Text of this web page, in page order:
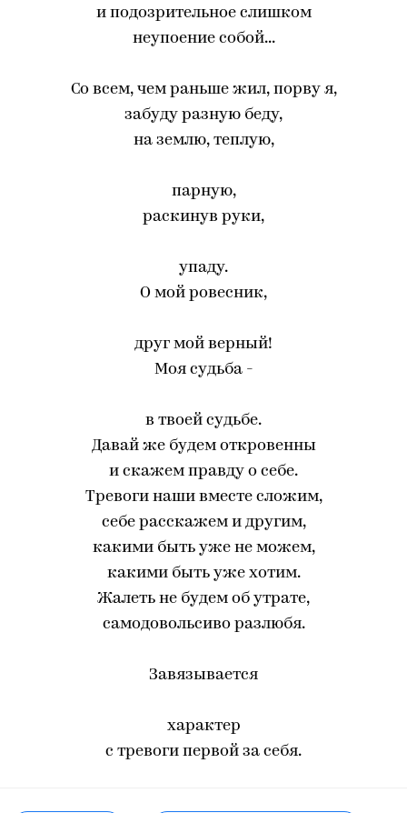
и подозрительное слишком
неупоение собой...
Со всем, чем раньше жил, порву я,
забуду разную беду,
на землю, теплую,
парную,
раскинув руки,
упаду.
О мой ровесник,
друг мой верный!
Моя судьба -
в твоей судьбе.
Давай же будем откровенны
и скажем правду о себе.
Тревоги наши вместе сложим,
себе расскажем и другим,
какими быть уже не можем,
какими быть уже хотим.
Жалеть не будем об утрате,
самодовольсиво разлюбя.
Завязывается
характер
с тревоги первой за себя.